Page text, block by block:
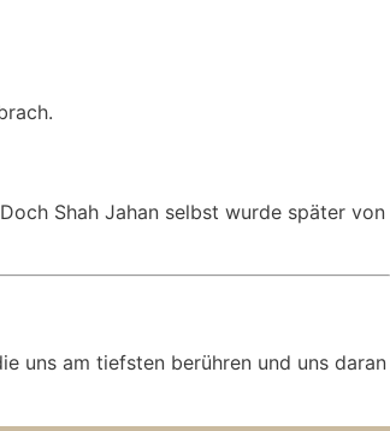
Shah Jahan selbst wurde später von
uns am tiefsten berühren und uns daran